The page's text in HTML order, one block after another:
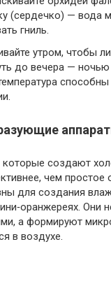
(сердечко) — вода
гниль.
утром, чтобы
до вечера —
которые создают
чем простое
для создания
Они
а формируют
в воздухе.